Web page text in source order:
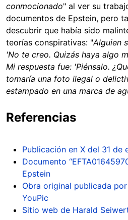
conmocionado" al ver su
documentos de Epstein, pero
descubrir que había sido
teorías conspirativas: "Alguien
'No te creo. Quizás haya algo
Mi respuesta fue: 'Piénsalo.
tomaría una foto ilegal o
estampado en una marca de
Referencias
Publicación en X del 31 de
Documento
Epstein
Obra original publicada
YouPic
Sitio web de Harald